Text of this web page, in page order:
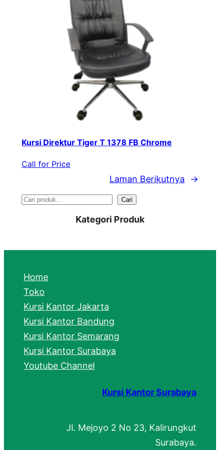
Kursi Direktur Tiger T 1378 FB Chrome
Call for Price
Laman Berikutnya →
S
r
h
Cari
Kategori Produk
Home
Toko
Kursi Kantor Jakarta
Kursi Kantor Bandung
Kursi Kantor Semarang
Kursi Kantor Surabaya
Youtube Channel
Kursi Kantor Surabaya
Jl. Mejoyo 2 No 23, Kalirungkut
Surabaya.